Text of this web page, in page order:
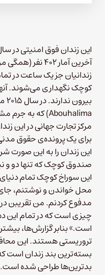
آخرین آمار ۴۰۲
زندانیان جز یک ساعت در
کوچک نگهداری می‌شوند.
مرکز تجارت جهانی در این
این زندان را به این
صندوق کوچک که تنها دو و
این سوراخ کوچک تمام
محل خواندن و نوشتنم، جای
مدفوع کردنم. من تقریبن
چیزی است که در تمام این
تروریستی هستند. این
بسته‌ترین بند زندان است
بدترین‌ها طراحی شده است.